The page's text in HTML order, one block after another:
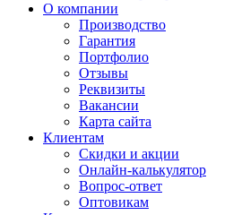
О компании
Производство
Гарантия
Портфолио
Отзывы
Реквизиты
Вакансии
Карта сайта
Клиентам
Скидки и акции
Онлайн-калькулятор
Вопрос-ответ
Оптовикам